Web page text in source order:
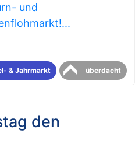
und
& Jahrmarkt überdacht
den